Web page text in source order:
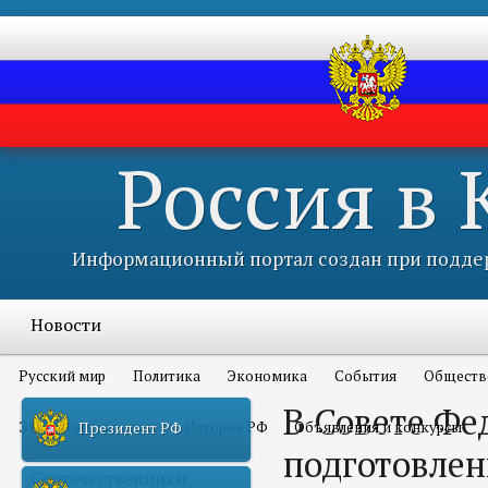
Россия в
Информационный портал создан при
Новости
Русский мир Политика Экономика События
Это интересно всем История РФ Объявления и конкурсы
Соотечественники
Президент РФ
В Совете